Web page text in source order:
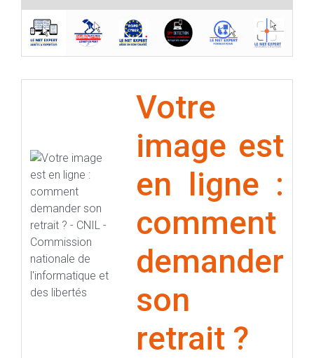
Votre
image est
en ligne :
comment
demander
son
retrait ?